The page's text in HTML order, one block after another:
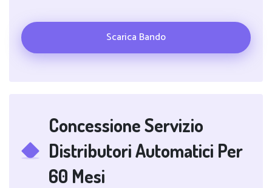
Scarica Bando
Concessione Servizio
Distributori Automatici Per
60 Mesi